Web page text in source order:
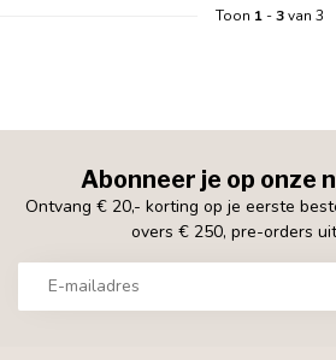
Toon 1-3van 3
Abonneer je op onze
Ontvang € 20,- korting op je eerste
overs € 250, pre-orders